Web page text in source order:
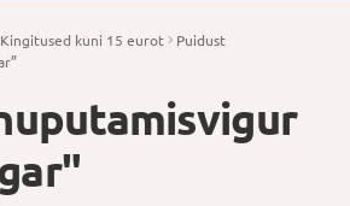
Kingitused kuni 15 eurot
Puidust